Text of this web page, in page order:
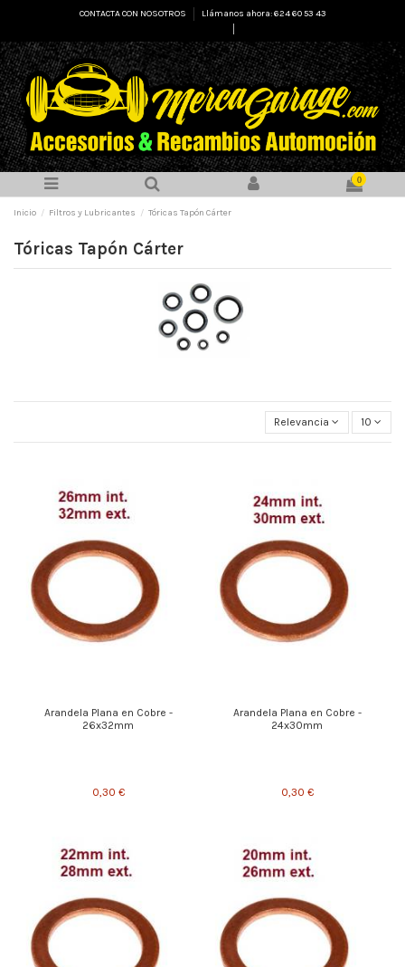
CONTACTA CON NOSOTROS
Llámanos ahora: 624 60 53 43
0
Inicio Filtros y Lubricantes Tóricas Tapón Cárter
Tóricas Tapón Cárter
Relevancia 10
Arandela Plana en Cobre -
26x32mm
0,30 €
Arandela Plana en Cobre -
24x30mm
0,30 €